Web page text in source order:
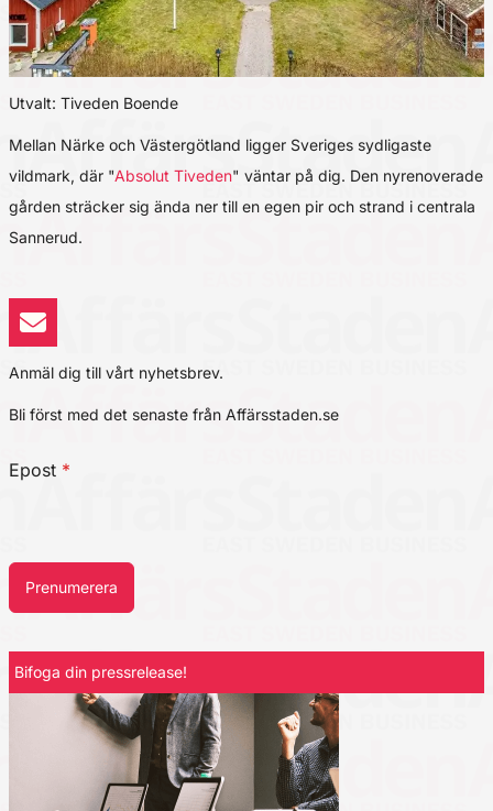
Utvalt: Tiveden Boende
Mellan Närke och Västergötland ligger Sveriges sydligaste
vildmark, där "Absolut Tiveden" väntar på dig. Den nyrenoverade
gården sträcker sig ända ner till en egen pir och strand i centrala
Sannerud.
Anmäl dig till vårt nyhetsbrev.
Bli först med det senaste från Affärsstaden.se
Epost *
Prenumerera
Bifoga din pressrelease!